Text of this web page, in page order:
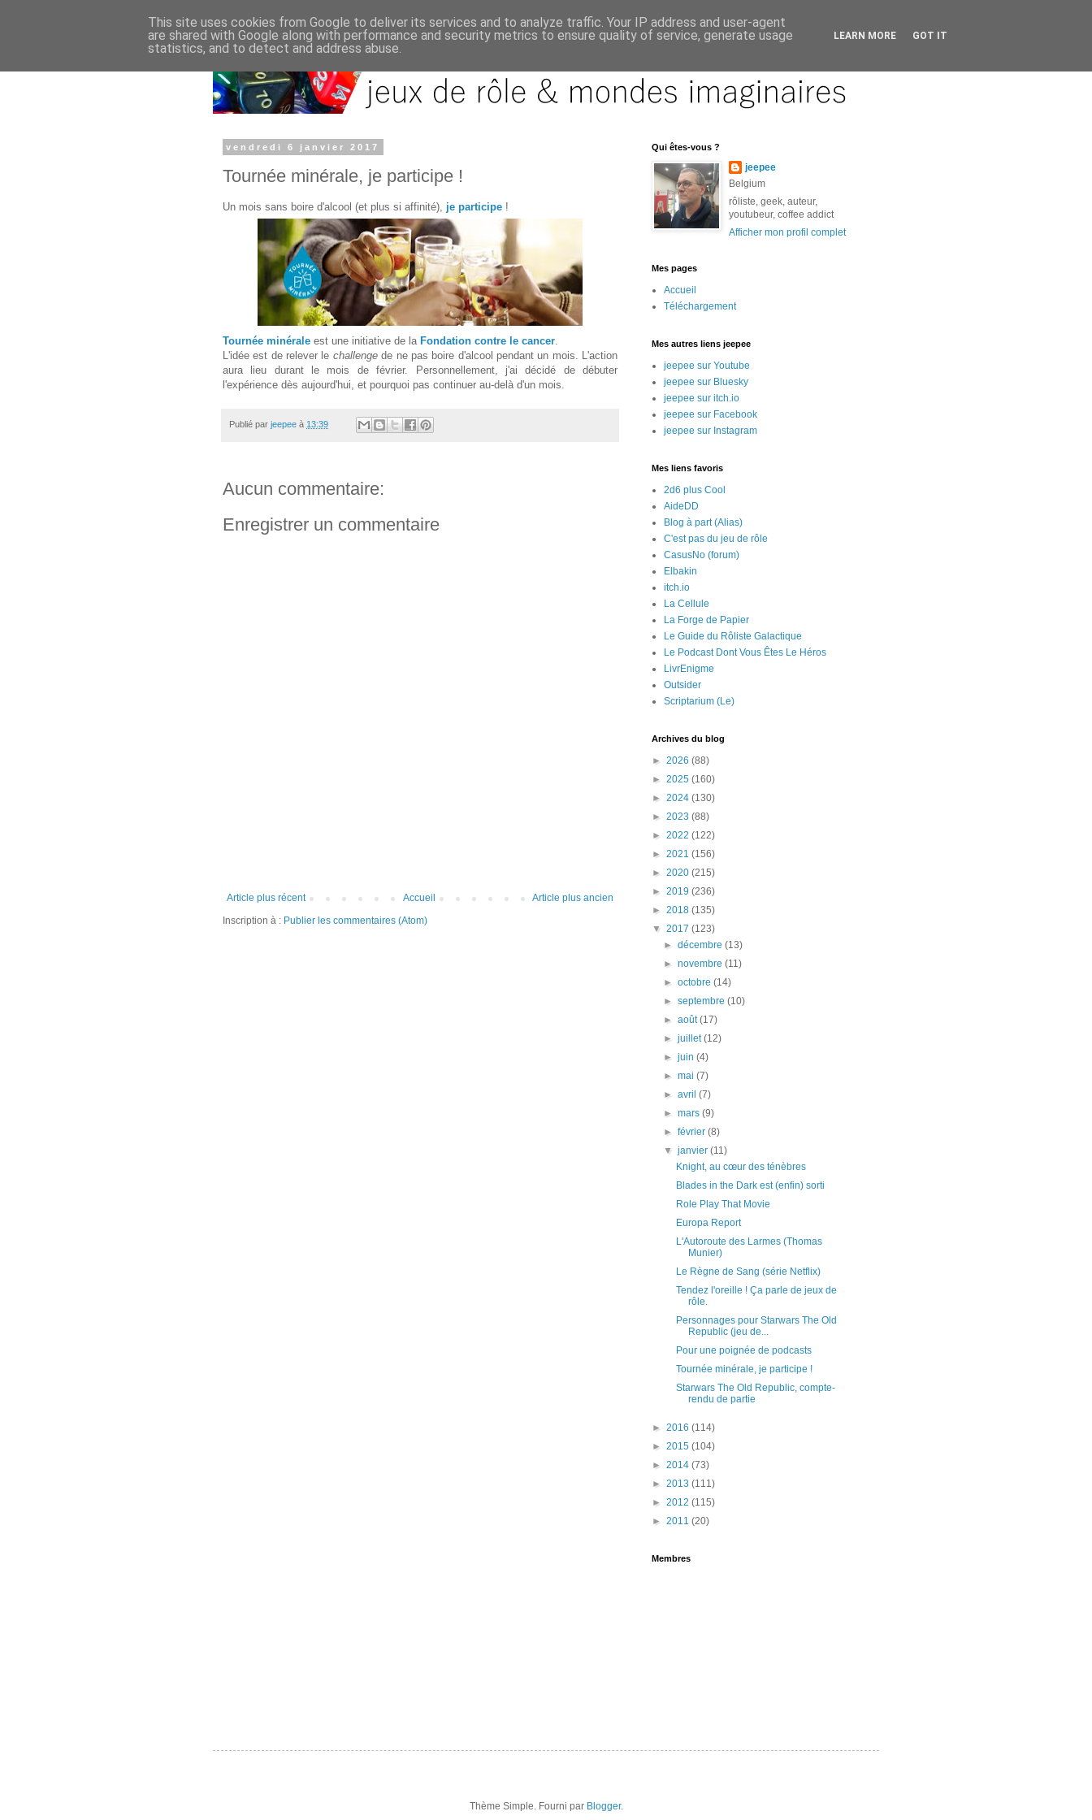
vendredi 6 janvier 2017
Tournée minérale, je participe !
Un mois sans boire d'alcool (et plus si affinité), je participe !
Tournée minérale est une initiative de la Fondation contre le cancer
L'idée est de relever le challengede ne pas boire d'alcool pendant un mois. L'action
aura lieu durant le mois de février. Personnellement, j'ai décidé de débuter
l'expérience dès aujourd'hui, et pourquoi pas continuer au-delà d'un mois.
Publié par jeepee à 13:39
Aucun commentaire:
Enregistrer un commentaire
Article plus récent Article plus ancien
Accueil
Inscription à : Publier les commentaires (Atom)
Qui êtes-vous ?
jeepee
Belgium
rôliste, geek, auteur,
youtubeur, coffee addict
Afficher mon profil complet
Mes pages
Accueil
Téléchargement
Mes autres liens jeepee
jeepee sur Youtube
jeepee sur Bluesky
jeepee sur itch.io
jeepee sur Facebook
jeepee sur Instagram
Mes liens favoris
2d6 plus Cool
AideDD
Blog à part (Alias)
C'est pas du jeu de rôle
CasusNo (forum)
Elbakin
itch.io
La Cellule
La Forge de Papier
Le Guide du Rôliste Galactique
Le Podcast Dont Vous Êtes Le Héros
LivrEnigme
Outsider
Scriptarium (Le)
Archives du blog
► 2026 (88)
► 2025 (160)
► 2024 (130)
► 2023 (88)
► 2022 (122)
► 2021 (156)
► 2020 (215)
► 2019 (236)
► 2018 (135)
▼ 2017 (123)
►décembre(13)
►novembre(11)
►octobre(14)
►septembre(10)
►août(17)
►juillet(12)
►juin(4)
►mai(7)
►avril(7)
►mars(9)
►février(8)
▼janvier(11)
Knight, au cœur des ténèbres
Blades in the Dark est (enfin) sorti
Role Play That Movie
Europa Report
L'Autoroute des Larmes (Thomas
Munier)
Le Règne de Sang (série Netflix)
Tendez l'oreille ! Ça parle de jeux de
rôle.
Personnages pour Starwars The Old
Republic (jeu de...
Pour une poignée de podcasts
Tournée minérale, je participe !
Starwars The Old Republic, compte-
rendu de partie
► 2016 (114)
► 2015 (104)
► 2014 (73)
► 2013 (111)
► 2012 (115)
► 2011 (20)
Membres
Thème Simple. Fourni par Blogger.
This site uses cookies from Google to deliver its services and to analyze traffic. Your IP address and user-agent
are shared with Google along with performance and security metrics to ensure quality of service, generate usage
statistics, and to detect and address abuse.
LEARN MORE GOT IT